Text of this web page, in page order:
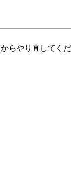
らやり直してくだ